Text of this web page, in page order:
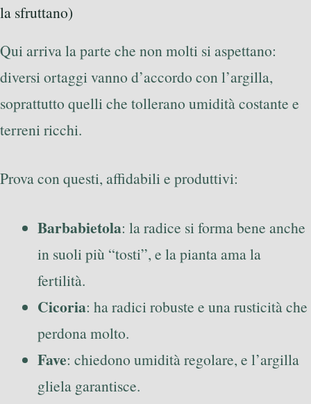
la sfruttano)
Qui arriva la parte che non molti si aspettano:
diversi ortaggi vanno d’accordo con l’argilla,
soprattutto quelli che tollerano umidità costante e
terreni ricchi.
Prova con questi, affidabili e produttivi:
Barbabietola: la radice si forma bene anche
in suoli più “tosti”, e la pianta ama la
fertilità.
Cicoria: ha radici robuste e una rusticità che
perdona molto.
Fave: chiedono umidità regolare, e l’argilla
gliela garantisce.